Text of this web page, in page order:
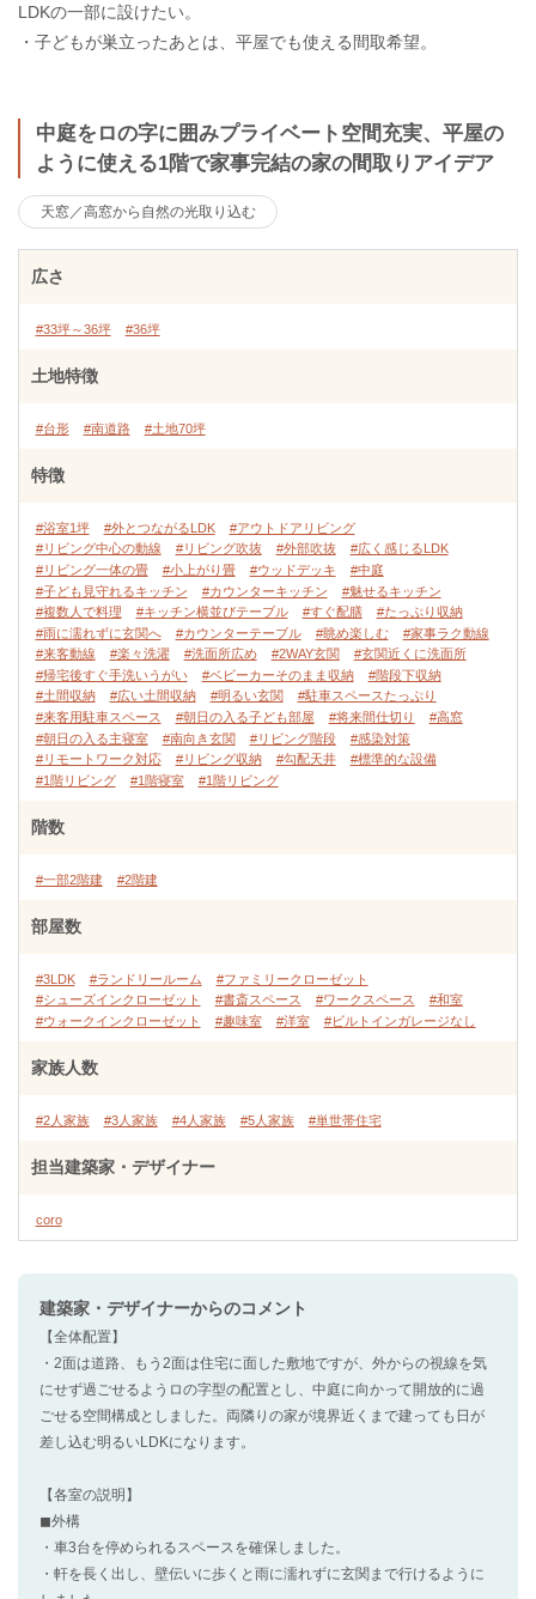
LDKの一部に設けたい。
・子どもが巣立ったあとは、平屋でも使える間取希望。
中庭をロの字に囲みプライベート空間充実、平屋の
ように使える1階で家事完結の家の間取りアイデア
天窓／高窓から自然の光取り込む
広さ
#33坪～36坪 #36坪
土地特徴
#台形 #南道路 #土地70坪
特徴
#浴室1坪 #外とつながるLDK
#アウトドアリビング
#リビング中心の動線
#リビング吹抜 #外部吹抜
#広く感じるLDK
#リビング一体の畳
#小上がり畳 #ウッドデッキ
#中庭
#子ども見守れるキッチン
#カウンターキッチン
#魅せるキッチン
#複数人で料理
#キッチン横並びテーブル #すぐ配膳
#たっぷり収納
#雨に濡れずに玄関へ
#カウンターテーブル #眺め楽しむ
#家事ラク動線
#来客動線
#楽々洗濯 #洗面所広め #2WAY玄関
#玄関近くに洗面所
#帰宅後すぐ手洗いうがい
#ベビーカーそのまま収納
#階段下収納
#土間収納
#広い土間収納 #明るい玄関
#駐車スペースたっぷり
#来客用駐車スペース
#朝日の入る子ども部屋 #将来間仕切り
#高窓
#朝日の入る主寝室
#南向き玄関 #リビング階段
#感染対策
#リモートワーク対応
#リビング収納 #勾配天井
#標準的な設備
#1階リビング
#1階寝室 #1階リビング
階数
#一部2階建 #2階建
部屋数
#3LDK #ランドリールーム
#ファミリークローゼット
#シューズインクローゼット
#書斎スペース #ワークスペース
#和室
#ウォークインクローゼット
#趣味室 #洋室 #ビルトインガレージなし
家族人数
#2人家族 #3人家族 #4人家族 #5人家族 #単世帯住宅
担当建築家・デザイナー
coro
建築家・デザイナーからのコメント
【全体配置】
・2面は道路、もう2面は住宅に面した敷地ですが、外からの視線を気
にせず過ごせるようロの字型の配置とし、中庭に向かって開放的に過
ごせる空間構成としました。両隣りの家が境界近くまで建っても日が
差し込む明るいLDKになります。
【各室の説明】
◼︎外構
・車3台を停められるスペースを確保しました。
・軒を長く出し、壁伝いに歩くと雨に濡れずに玄関まで行けるように